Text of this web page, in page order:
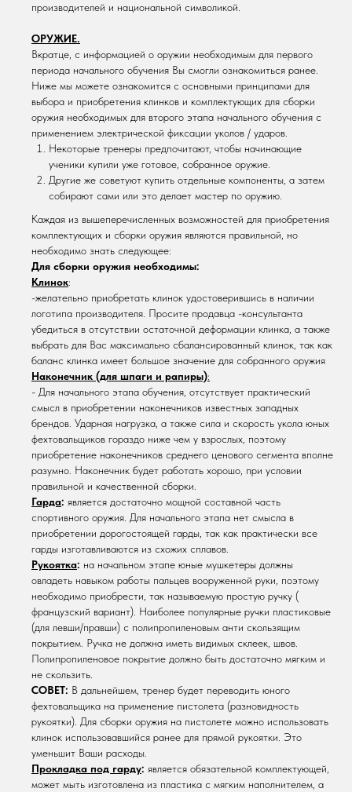
производителей и национальной символикой.
ОРУЖИЕ.
Вкратце, с информацией о оружии необходимым для первого
периода начального обучения Вы смогли ознакомиться ранее.
Ниже мы можете ознакомится с основными принципами для
выбора и приобретения клинков и комплектующих для сборки
оружия необходимых для второго этапа начального обучения с
применением электрической фиксации уколов / ударов.
Некоторые тренеры предпочитают, чтобы начинающие
ученики купили уже готовое, собранное оружие.
Другие же советуют купить отдельные компоненты, а затем
собирают сами или это делает мастер по оружию.
Каждая из вышеперечисленных возможностей для приобретения
комплектующих и сборки оружия являются правильной, но
необходимо знать следующее:
Для сборки оружия необходимы:
Клинок:
-желательно приобретать клинок удостоверившись в наличии
логотипа производителя. Просите продавца -консультанта
убедиться в отсутствии остаточной деформации клинка, а также
выбрать для Вас максимально сбалансированный клинок, так как
баланс клинка имеет большое значение для собранного оружия
Наконечник (для шпаги и рапиры):
- Для начального этапа обучения, отсутствует практический
смысл в приобретении наконечников известных западных
брендов. Ударная нагрузка, а также сила и скорость укола юных
фехтовальщиков гораздо ниже чем у взрослых, поэтому
приобретение наконечников среднего ценового сегмента вполне
разумно. Наконечник будет работать хорошо, при условии
правильной и качественной сборки.
Гарда: является достаточно мощной составной часть
спортивного оружия. Для начального этапа нет смысла в
приобретении дорогостоящей гарды, так как практически все
гарды изготавливаются из схожих сплавов.
Рукоятка: на начальном этапе юные мушкетеры должны
овладеть навыком работы пальцев вооруженной руки, поэтому
необходимо приобрести, так называемую простую ручку (
французский вариант). Наиболее популярные ручки пластиковые
(для левши/правши) с полипропиленовым анти скользящим
покрытием. Ручка не должна иметь видимых склеек, швов.
Полипропиленовое покрытие должно быть достаточно мягким и
не скользить.
СОВЕТ: В дальнейшем, тренер будет переводить юного
фехтовальщика на применение пистолета (разновидность
рукоятки). Для сборки оружия на пистолете можно использовать
клинок использовавшийся ранее для прямой рукоятки. Это
уменьшит Ваши расходы.
Прокладка под гарду: является обязательной комплектующей,
может мыть изготовлена из пластика с мягким наполнителем, а